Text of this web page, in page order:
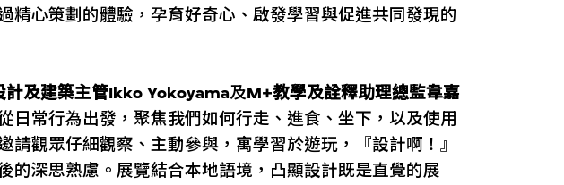
精心策劃的體驗，孕育好奇心、啟發學習與促進共同發現的
計及建築主管Ikko Yokoyama及M+教學及詮釋助理總監韋嘉
日常行為出發，聚焦我們如何行走、進食、坐下，以及使用
請觀眾仔細觀察、主動參與，寓學習於遊玩，『設計啊！』
的深思熟慮。展覽結合本地語境，凸顯設計既是直覺的展